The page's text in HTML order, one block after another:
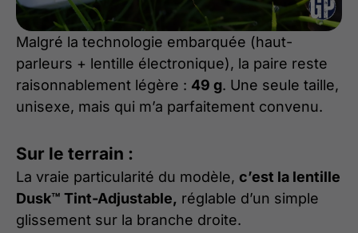
Malgré la technologie embarquée (haut-
parleurs + lentille électronique), la paire reste
raisonnablement légère : 49 g. Une seule taille,
unisexe, mais qui m’a parfaitement convenu.
Sur le terrain :
La vraie particularité du modèle, c’est la lentille
Dusk™ Tint-Adjustable, réglable d’un simple
glissement sur la branche droite.